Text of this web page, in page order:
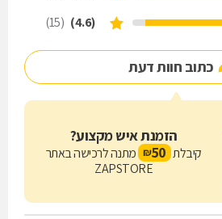
(4.6)
(15)
כתוב חוות דעת
הזמנת איש מקצוע?
קיבלת 50
₪ מתנה לרכישה באתר
ZAPSTORE